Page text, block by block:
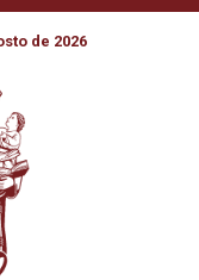
de 2026